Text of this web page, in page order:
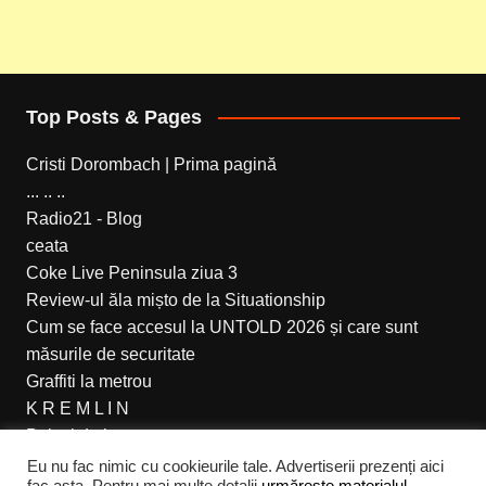
Top Posts & Pages
Cristi Dorombach | Prima pagină
... .. ..
Radio21 - Blog
ceata
Coke Live Peninsula ziua 3
Review-ul ăla mișto de la Situationship
Cum se face accesul la UNTOLD 2026 și care sunt
măsurile de securitate
Graffiti la metrou
K R E M L I N
Peisaj de iarna
Eu nu fac nimic cu cookieurile tale. Advertiserii prezenți aici